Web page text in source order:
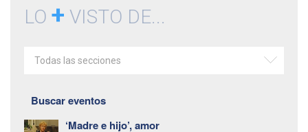
LO + VISTO DE...
Todas las secciones
Buscar eventos
‘Madre e hijo’, amor